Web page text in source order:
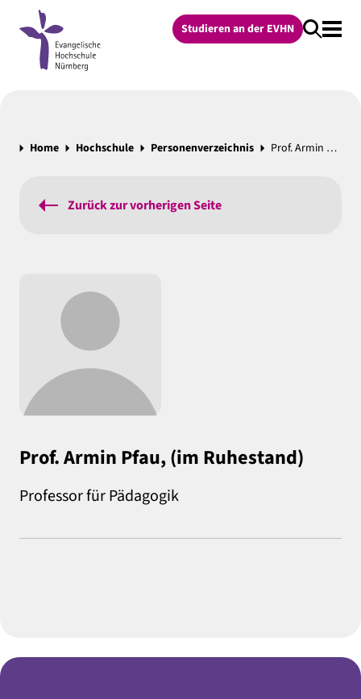
Studieren an der EVHN
Home Hochschule Personenverzeichnis Prof. Armin Pfau, (im Ruhestand)
Zurück zur vorherigen Seite
Prof. Armin Pfau, (im Ruhestand)
Professor für Pädagogik